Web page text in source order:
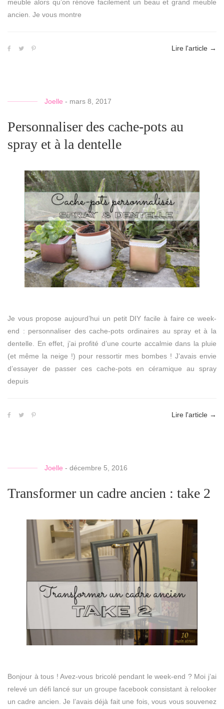
meuble alors qu’on rénove facilement un beau et grand meuble
ancien. Je vous montre
Lire l'article →
Joelle - mars 8, 2017
Personnaliser des cache-pots au
spray et à la dentelle
Je vous propose aujourd’hui un petit DIY facile à faire ce week-
end : personnaliser des cache-pots ordinaires au spray et à la
dentelle. En effet, j’ai profité d’une courte accalmie dans la pluie
(et même la neige !) pour ressortir mes bombes ! J’avais envie
d’essayer de passer ces cache-pots en céramique au spray
depuis
Lire l'article →
Joelle - décembre 5, 2016
Transformer un cadre ancien : take 2
Bonjour à tous ! Avez-vous bricolé pendant le week-end ? Moi j’ai
relevé un défi lancé sur un groupe facebook consistant à relooker
un cadre ancien. Je l’avais déjà fait une fois, vous vous souvenez